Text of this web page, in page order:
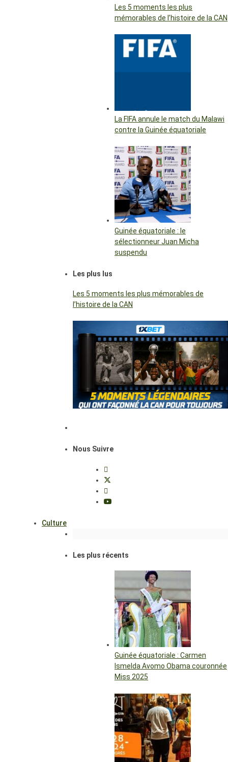
Les 5 moments les plus
mémorables de l’histoire de la CAN
La FIFA annule le match du Malawi
contre la Guinée équatoriale
Guinée équatoriale : le
sélectionneur Juan Micha
suspendu
Les plus lus
Les 5 moments les plus mémorables de
l’histoire de la CAN
Nous Suivre
Culture
Les plus récents
Guinée équatoriale : Carmen
Ismelda Avomo Obama couronnée
Miss 2025